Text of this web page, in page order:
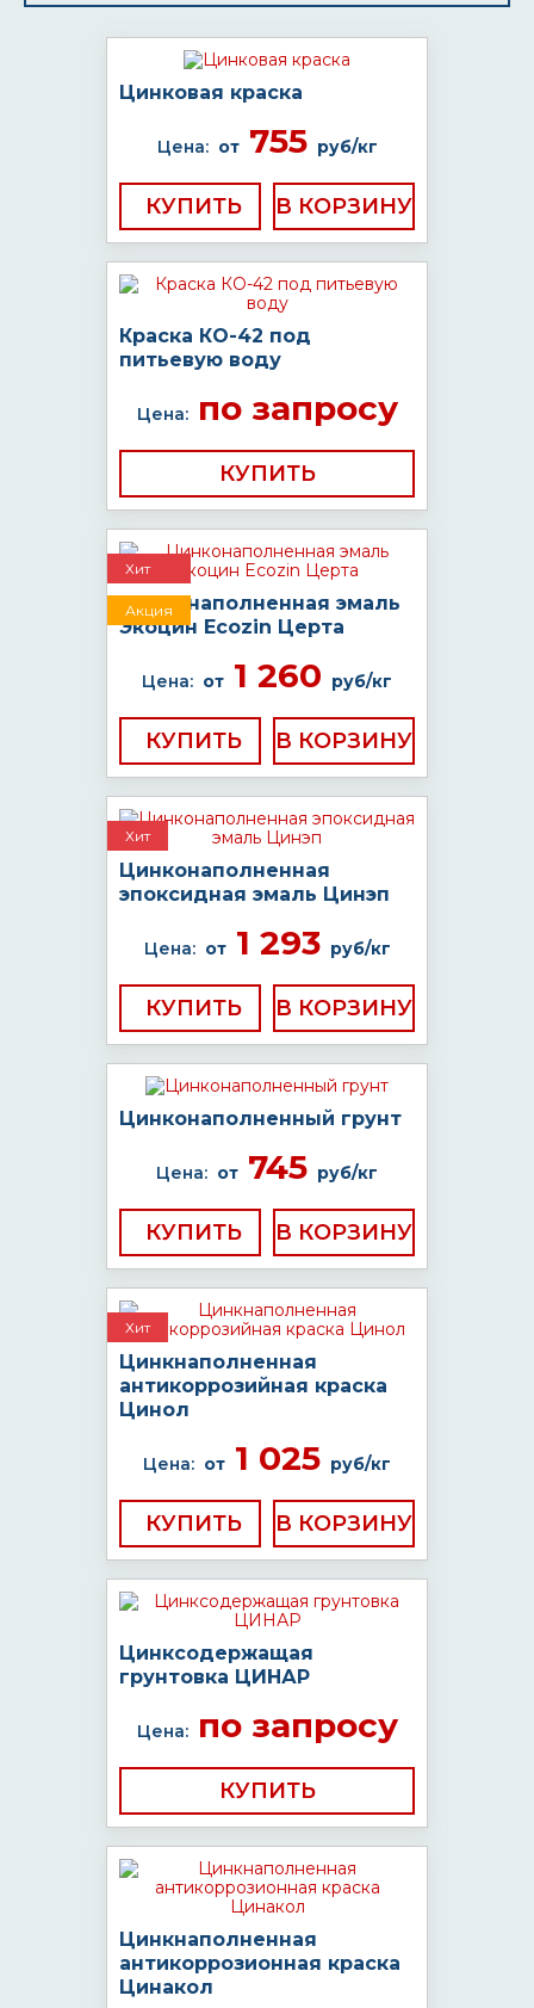
Цинковая краска
Цена: от755 руб/кг
КУПИТЬ
Краска КО-42 под
питьевую воду
Цена:по запросу
КУПИТЬ
Хит
Акция
Цинконаполненная эмаль
Экоцин Ecozin Церта
Цена: от 1 260 руб/кг
КУПИТЬ
Хит
Цинконаполненная
эпоксидная эмаль Цинэп
Цена: от1 293 руб/кг
КУПИТЬ
Цинконаполненный грунт
Цена: от 745 руб/кг
КУПИТЬ
Хит
Цинкнаполненная
антикоррозийная краска
Цинол
Цена: от 1 025 руб/кг
КУПИТЬ
Цинксодержащая
грунтовка ЦИНАР
Цена:по запросу
КУПИТЬ
Цинкнаполненная
антикоррозионная краска
Цинакол